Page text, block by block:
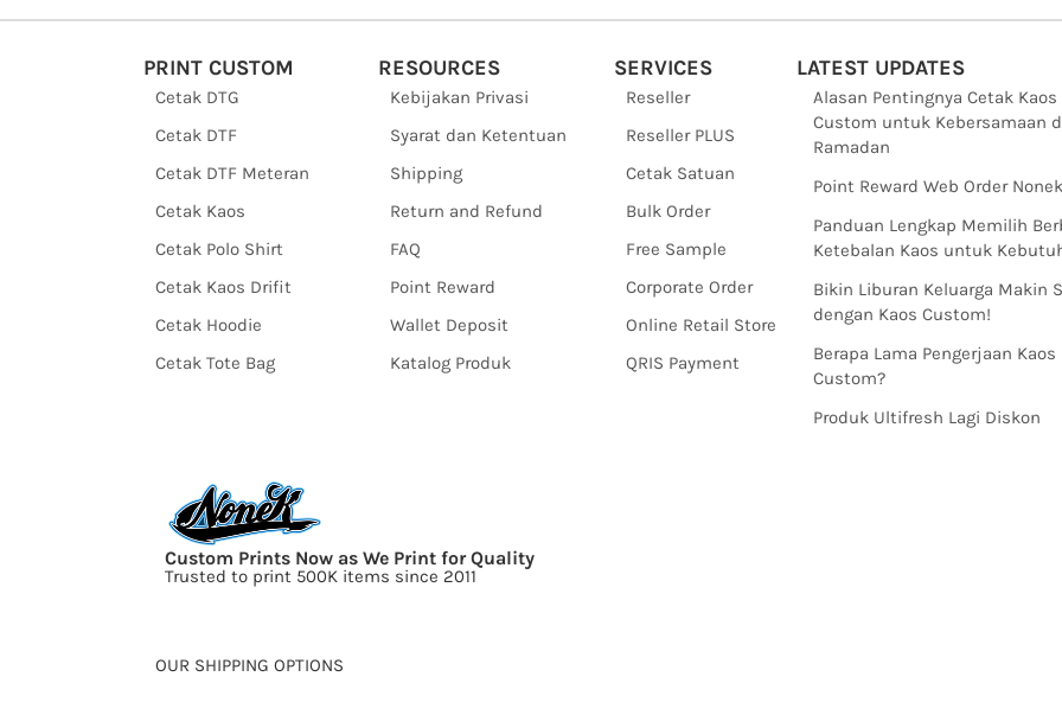
PRINT CUSTOM RESOURCES SERVICES LATEST UPDATES
Cetak DTG
Cetak DTF
Cetak DTF Meteran
Cetak Kaos
Cetak Polo Shirt
Cetak Kaos Drifit
Cetak Hoodie
Cetak Tote Bag
Kebijakan Privasi
Syarat dan Ketentuan
Shipping
Return and Refund
FAQ
Point Reward
Wallet Deposit
Katalog Produk
Reseller
Reseller PLUS
Cetak Satuan
Bulk Order
Free Sample
Corporate Order
Online Retail Store
QRIS Payment
Alasan Pentingnya Cetak Kaos
Custom untuk Kebersamaan
Ramadan
Point Reward Web Order
Panduan Lengkap Memilih
Ketebalan Kaos untuk
Bikin Liburan Keluarga Makin
dengan Kaos Custom!
Berapa Lama Pengerjaan Kaos
Custom?
Produk Ultifresh Lagi Diskon
Custom Prints Now as We Print for Quality
Trusted to print 500K items since 2011
OUR SHIPPING OPTIONS